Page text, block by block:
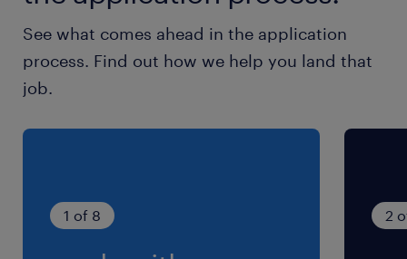
シフトに準ずる(週3～4日休み)
就業時間
（1）10:00-18:00（実働7時間00分・休憩60
分）
※＊月160時間前後になるようシフトを組みま
See what comes ahead in the application
process. Find out how we help you land that
job.
1 of 8 2